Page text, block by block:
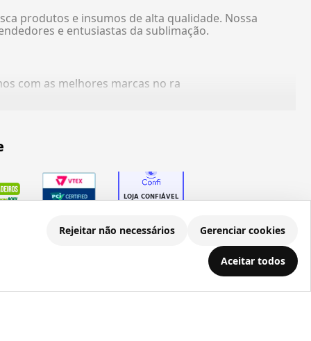
Rejeitar não necessários Gerenciar cookies
Aceitar todos
produtos e insumos de alta qualidade. Nossa
e entusiastas da sublimação.
com as melhores marcas no ra
0001-22